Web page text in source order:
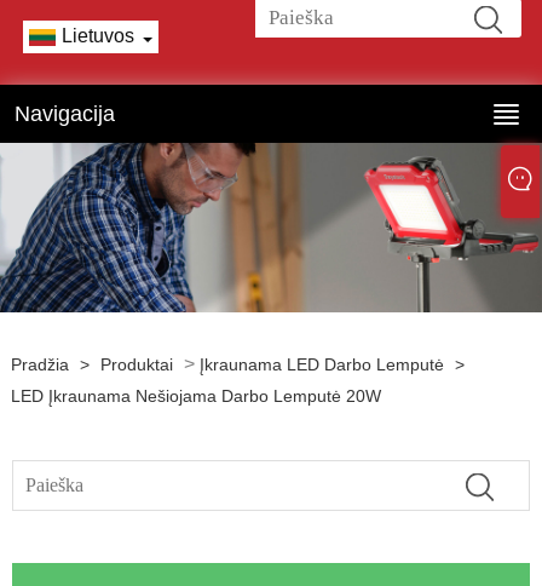
Lietuvos
Navigacija
Pradžia > Produktai > Įkraunama LED Darbo Lemputė >
LED Įkraunama Nešiojama Darbo Lemputė 20W